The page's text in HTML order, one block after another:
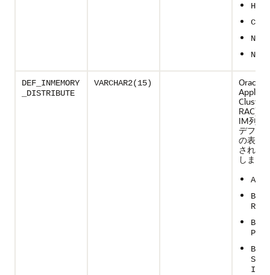
HIGH
NONE
NULL
DEF_INMEMORY
_DISTRIBUTE
VARCHAR2(15)
Oracle
RAC)環
IM列ス
デフォ
の表領
される
します:
AUTO
BY
BY
BY
ION